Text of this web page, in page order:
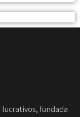
lucrativos, fundada